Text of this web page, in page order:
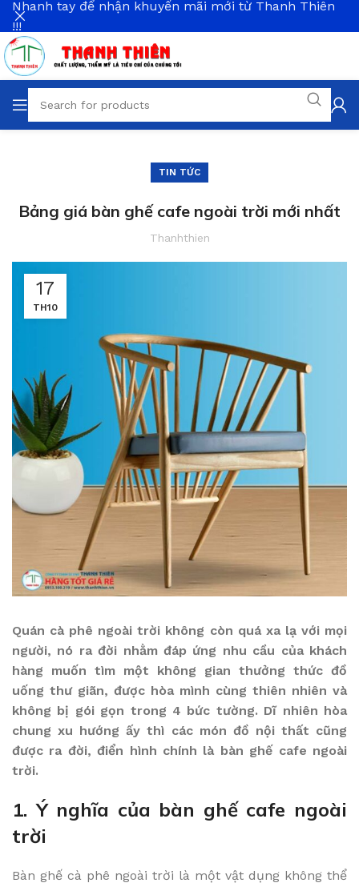
TIN TỨC
Bảng giá bàn ghế cafe ngoài trời mới nhất
Thanhthien
17
TH10
Quán cà phê ngoài trời không còn quá xa lạ với mọi
người, nó ra đời nhằm đáp ứng nhu cầu của khách
hàng muốn tìm một không gian thưởng thức đồ
uống thư giãn, được hòa mình cùng thiên nhiên và
không bị gói gọn trong 4 bức tường. Dĩ nhiên hòa
chung xu hướng ấy thì các món đồ nội thất cũng
được ra đời, điển hình chính là bàn ghế cafe ngoài
trời.
1. Ý nghĩa của bàn ghế cafe ngoài
trời
Bàn ghế cà phê ngoài trời là một vật dụng không thể
Nhanh tay để nhận khuyến mãi mới từ Thanh Thiên
!!!